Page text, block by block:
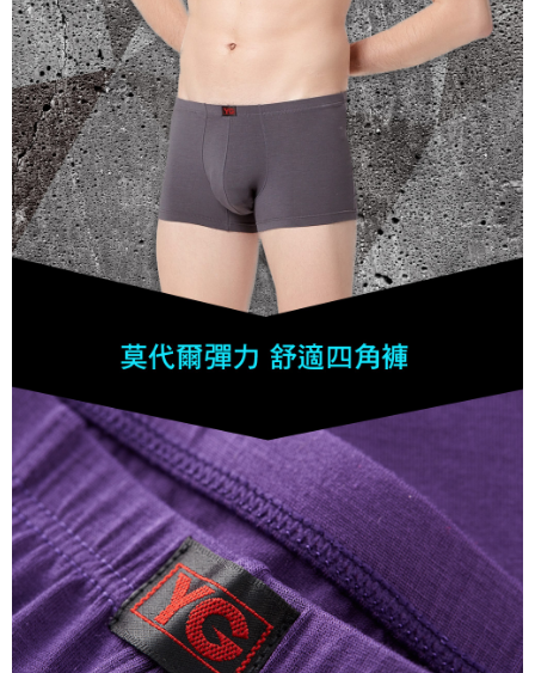
任。
４．使用「AFTEE先享後付」時，將依據個別帳號之用戶狀況，依本公司即
時審查核予不同之上限額度；若仍有額度不足之情形，本公司將視審查結果
請求用戶進行身份認證。
５．嚴禁一人註冊多個帳號或使用他人資訊註冊。若發現惡意使用之情形，
恩沛科技股份有限公司將有權停止該用戶之使用額度並採取法律行動。